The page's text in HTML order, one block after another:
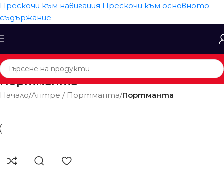
Прескочи към навигация Прескочи към основното
съдържание
Портманта
Начало/Антре / Портманта/Портманта